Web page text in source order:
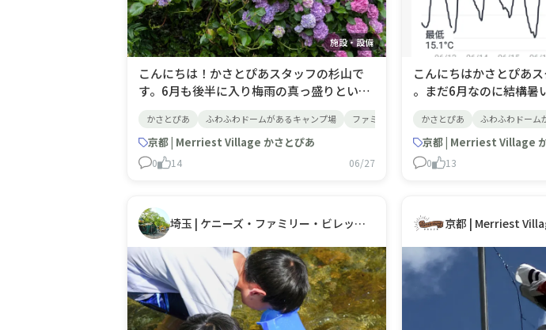
施設・設備
こんにちは！かさとぴあスタッフの杉山で
す。6月も後半に入り梅雨の真っ盛りといっ
表的なのはやはりアジサイでしょう。アジサ
イ、紫陽花はミズキ目アジサイ科アジサイ
属に属する花で日本に原種がある園芸品種
かさとぴあ ふわふわドームがあるキャンプ場 ファミリーキャンプ グループキャンプ 関
京都 | Merriest Village かさとぴあ
0 14 06/27
こんにちはかさとぴあ
。まだ6月なのに結構暑
か…？かさとぴあも日
朝晩はまだ少し肌寒く感
ん。15時頃より少しづ
かさとぴあ ふわふわドーム
京都 | Merriest Village
0 13
埼玉 | ケニーズ・ファミリー・ビレッジ／オートキャンプ場 京都 | Merriest